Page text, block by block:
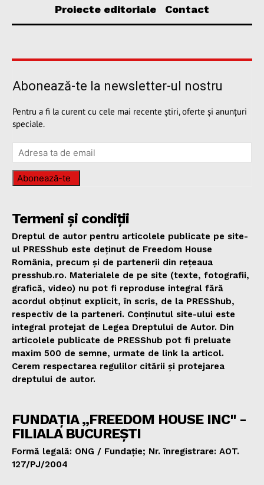
Proiecte editoriale
Contact
Abonează-te la newsletter-ul nostru
Pentru a fi la curent cu cele mai recente știri, oferte și anunțuri
speciale.
Abonează-te
Termeni și condiții
Dreptul de autor pentru articolele publicate pe site-
ul PRESShub este deținut de Freedom House
România, precum și de partenerii din rețeaua
presshub.ro. Materialele de pe site (texte, fotografii,
grafică, video) nu pot fi reproduse integral fără
acordul obținut explicit, în scris, de la PRESShub,
respectiv de la parteneri. Conținutul site-ului este
integral protejat de Legea Dreptului de Autor. Din
articolele publicate de PRESShub pot fi preluate
maxim 500 de semne, urmate de link la articol.
Cerem respectarea regulilor citării și protejarea
dreptului de autor.
FUNDAȚIA „FREEDOM HOUSE INC" -
FILIALA BUCUREȘTI
Formă legală: ONG / Fundație; Nr. înregistrare: AOT.
127/PJ/2004